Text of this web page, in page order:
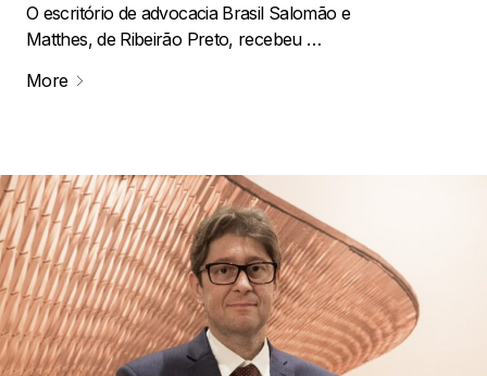
O escritório de advocacia Brasil Salomão e
Matthes, de Ribeirão Preto, recebeu …
More